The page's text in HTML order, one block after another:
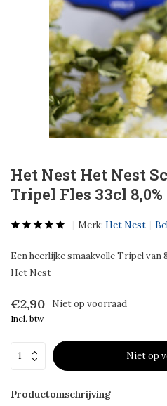
Het Nest Het Nest
Tripel Fles 33cl 8,0%
Merk: Het Nest
Een heerlijke smaakvolle Tripel
Het Nest
€2,90 Niet op voorraad
Incl. btw
Niet op
Productomschrijving